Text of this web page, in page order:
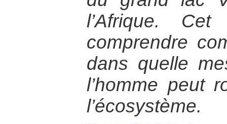
l’Afrique.
comprendre
dans quelle
l’homme peut
l’écosystème.